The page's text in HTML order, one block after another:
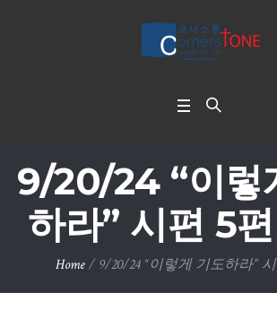
9/20/24 “이렇
하라” 시편 5
Home / 9/20/24 “이렇게 기도하라”